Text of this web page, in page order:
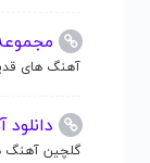
آهنگ های
گلچین آهنگ